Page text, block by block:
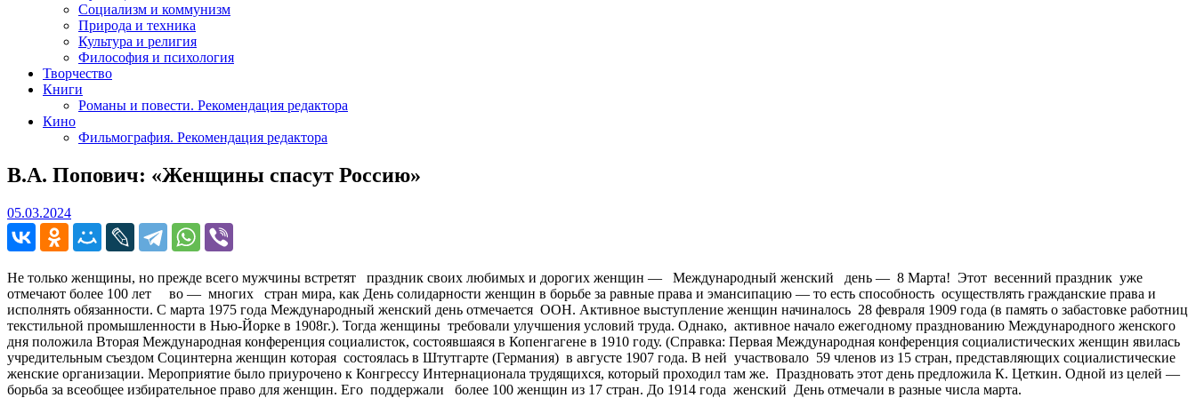
Социализм и коммунизм
Природа и техника
Культура и религия
Философия и психология
Творчество
Книги
Романы и повести. Рекомендация редактора
Кино
Фильмография. Рекомендация редактора
В.А. Попович: «Женщины спасут Россию»
05.03.202405.03.2024
Не только женщины, но прежде всего мужчины встретят праздник своих любимых и дорогих женщин — Международный женский день — 8 Марта! Этот весенний праздник уже
отмечают более 100 лет во — многих стран мира, как День солидарности женщин в борьбе за равные права и эмансипацию — то есть способность осуществлять гражданские права и
исполнять обязанности. С марта 1975 года Международный женский день отмечается ООН. Активное выступление женщин начиналось 28 февраля 1909 года (в память о забастовке работниц
текстильной промышленности в Нью-Йорке в 1908г.). Тогда женщины требовали улучшения условий труда. Однако, активное начало ежегодному празднованию Международного женского
дня положила Вторая Международная конференция социалисток, состоявшаяся в Копенгагене в 1910 году. (Справка: Первая Международная конференция социалистических женщин явилась
учредительным съездом Социнтерна женщин которая состоялась в Штутгарте (Германия) в августе 1907 года. В ней участвовало 59 членов из 15 стран, представляющих социалистические
женские организации. Мероприятие было приурочено к Конгрессу Интернационала трудящихся, который проходил там же. Праздновать этот день предложила К. Цеткин. Одной из целей —
борьба за всеобщее избирательное право для женщин. Его поддержали более 100 женщин из 17 стран. До 1914 года женский День отмечали в разные числа марта.